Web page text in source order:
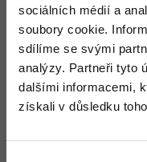
sociálních médií a
soubory cookie.
sdílíme se svými
analýzy. Partneři tyto
dalšími informacemi,
získali v důsledku
avšak reprezentuje
znamená, že je tato
na první či
importovat knihovnu
seznam či
fungovat i přístup na
v seznamech.